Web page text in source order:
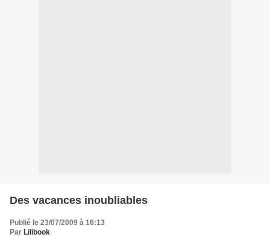
Des vacances inoubliables
Publié le 23/07/2009 à 16:13
Par Lilibook